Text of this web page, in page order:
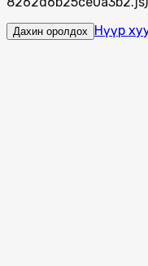
Дахин оролдох Нүүр